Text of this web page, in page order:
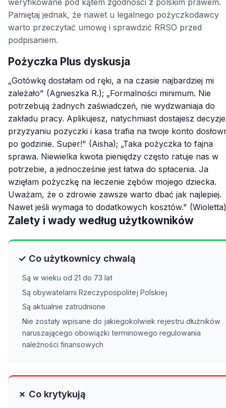
Pamiętaj jednak, że nawet u legalnego pożyczkodawcy
warto przeczytać umowę i sprawdzić RRSO przed
podpisaniem.
Pożyczka Plus dyskusja
„Gotówkę dostałam od ręki, a na czasie najbardziej mi
zależało" (Agnieszka R.); „Formalności minimum. Nie
potrzebują żadnych zaświadczeń, nie wydzwaniaja do
zakładu pracy. Aplikujesz, natychmiast dostajesz
przyzyaniu pozyczki i kasa trafia na twoje konto
po godzinie. Super!" (Aisha); „Taka pożyczka to fajna
sprawa. Niewielka kwota pieniędzy często ratuje nas w
potrzebie, a jednocześnie jest łatwa do spłacenia. Ja
wzięłam pożyczkę na leczenie zębów mojego dziecka.
Uważam, że o zdrowie zawsze warto dbać jak najlepiej.
Nawet jeśli wymaga to dodatkowych kosztów." (Wioletta)
Zalety i wady według użytkowników
✓ Co użytkownicy chwalą
Są w wieku od 21 do 73 lat
Są obywatelami Rzeczypospolitej Polskiej
Są aktualnie zatrudnione
Nie zostały wpisane do jakiegokolwiek rejestru dłużników
naruszającego obowiązki terminowego regulowania
należności finansowych
✗ Co krytykują